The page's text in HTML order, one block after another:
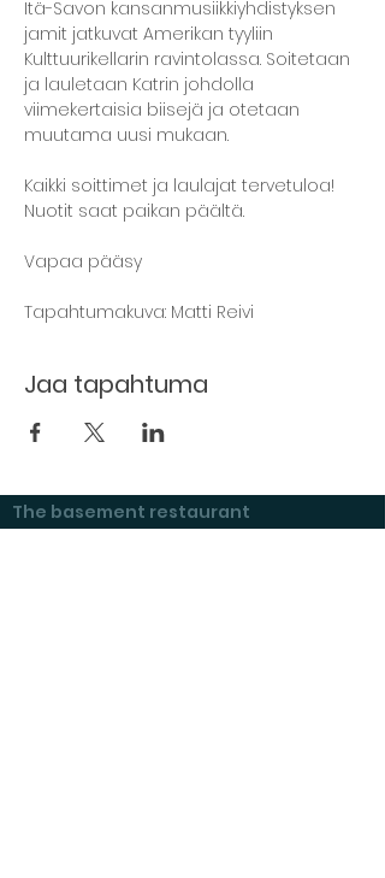
Itä-Savon kansanmusiikkiyhdistyksen
jamit jatkuvat Amerikan tyyliin
Kulttuurikellarin ravintolassa. Soitetaan
ja lauletaan Katrin johdolla
viimekertaisia biisejä ja otetaan
muutama uusi mukaan.
Kaikki soittimet ja laulajat tervetuloa!
Nuotit saat paikan päältä.
Vapaa pääsy
Tapahtumakuva: Matti Reivi
Jaa tapahtuma
The basement restaurant